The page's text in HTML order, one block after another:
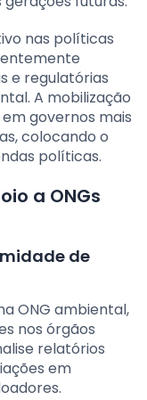
nas políticas
e regulatórias
A mobilização
governos mais
colocando o
políticas.
a ONGs
de
ONG ambiental,
nos órgãos
relatórios
em